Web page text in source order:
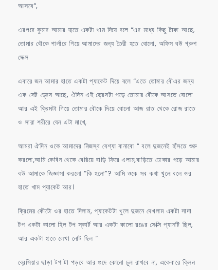
আসবে”,
এরপরে কুমার আমার হাতে একটা খাম দিয়ে বলে “এর মধ্যে কিছু টাকা আছে,
তোমার বৌকে পার্লারে গিয়ে আমাদের জন্য তৈরী হতে বোলো, অফিস বউ গ্রুপ
সেক্স
এবারে জন আমার হাতে একটা প্যাকেট দিয়ে বলে “এতে তোমার বৌএর জন্য
এক সেট ড্রেস আছে, ঐদিন এই ড্রেসটা পড়ে তোমার বৌকে আসতে বোলো
আর এই ক্রিমটা গিয়ে তোমার বৌকে দিয়ে বোলো আজ রাত থেকে রোজ রাতে
ও সারা শরীরে যেন এটা মাখে,
আমরা ঐদিন ওকে আমাদের নিজস্ব বেশ্যা বানাবো ” বলে দুজনেই হাঁসতে শুরু
করলো,আমি কেবিন থেকে বেরিয়ে বাড়ি ফিরে এলাম,বাড়িতে ঢোকার পড়ে আমার
বউ আমাকে জিজ্ঞাসা করলো “কি হলো”? আমি ওকে সব কথা খুলে বলে ওর
হাতে খাম প্যাকেট আর।
ক্রিমের কৌটো ওর হাতে দিলাম, প্যাকেটটা খুলে দুজনে দেখলাম একটা সাদা
টপ একটা কালো হিল টপ স্কার্ট আর একটা কালো রঙের সেক্সি প্যানটি ছিল,
আর একটা হাতে লেখা নোট ছিল ”
ব্রেসিয়ার ছাড়া টপ টা পড়বে আর গুদে কোনো চুল রাখবে না, একেবারে ক্লিন